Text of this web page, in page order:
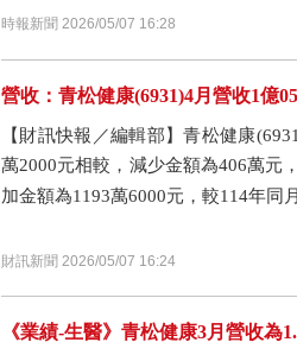
時報新聞 2026/05/07 16:28
營收：青松健康(6931)4月營收1億
【財訊快報／編輯部】青松健康
萬2000元相較，減少金額為406萬元
加金額為1193萬6000元，較114年同
財訊新聞 2026/05/07 16:24
《業績-生醫》青松健康3月營收為